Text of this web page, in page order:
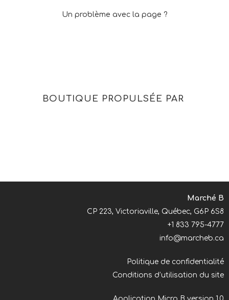
Un problème avec la page ?
BOUTIQUE PROPULSÉE PAR
Marché B
CP 223, Victoriaville, Québec, G6P 6S8
+1 833 795-4777
info@marcheb.ca
Politique de confidentialité
Conditions d’utilisation du site